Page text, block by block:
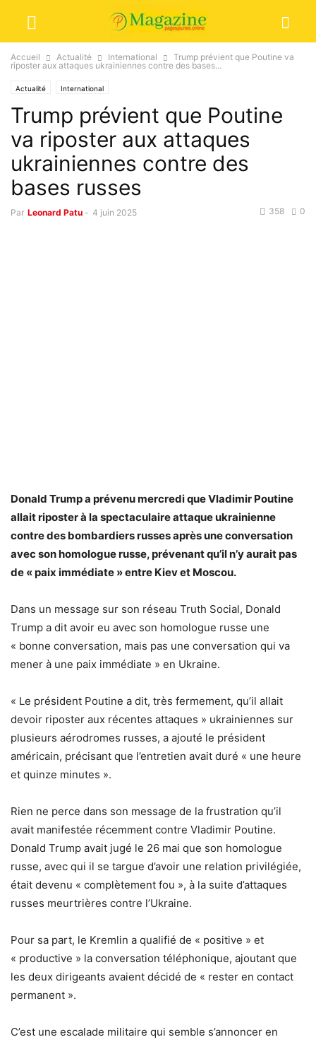
Accueil Actualité International
Trump prévient que Poutine va
riposter aux attaques ukrainiennes contre des bases...
Actualité International
Trump prévient que Poutine
va riposter aux attaques
ukrainiennes contre des
bases russes
Par Leonard Patu - 4 juin 2025 0
358
Donald Trump a prévenu mercredi que Vladimir Poutine
allait riposter à la spectaculaire attaque ukrainienne
contre des bombardiers russes après une conversation
avec son homologue russe, prévenant qu’il n’y aurait pas
de « paix immédiate » entre Kiev et Moscou.
Dans un message sur son réseau Truth Social, Donald
Trump a dit avoir eu avec son homologue russe une
« bonne conversation, mais pas une conversation qui va
mener à une paix immédiate » en Ukraine.
« Le président Poutine a dit, très fermement, qu’il allait
devoir riposter aux récentes attaques » ukrainiennes sur
plusieurs aérodromes russes, a ajouté le président
américain, précisant que l’entretien avait duré « une heure
et quinze minutes ».
Rien ne perce dans son message de la frustration qu’il
avait manifestée récemment contre Vladimir Poutine.
Donald Trump avait jugé le 26 mai que son homologue
russe, avec qui il se targue d’avoir une relation privilégiée,
était devenu « complètement fou », à la suite d’attaques
russes meurtrières contre l’Ukraine.
Pour sa part, le Kremlin a qualifié de « positive » et
« productive » la conversation téléphonique, ajoutant que
les deux dirigeants avaient décidé de « rester en contact
permanent ».
C’est une escalade militaire qui semble s’annoncer en